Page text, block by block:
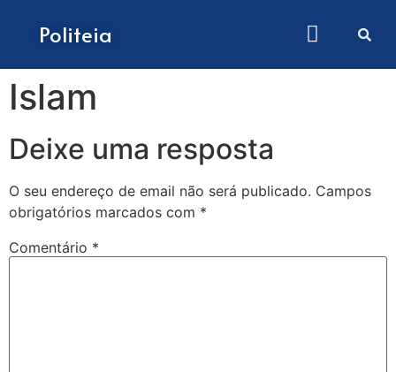
Politeia
Islam
Deixe uma resposta
O seu endereço de email não será publicado. Campos
obrigatórios marcados com *
Comentário *